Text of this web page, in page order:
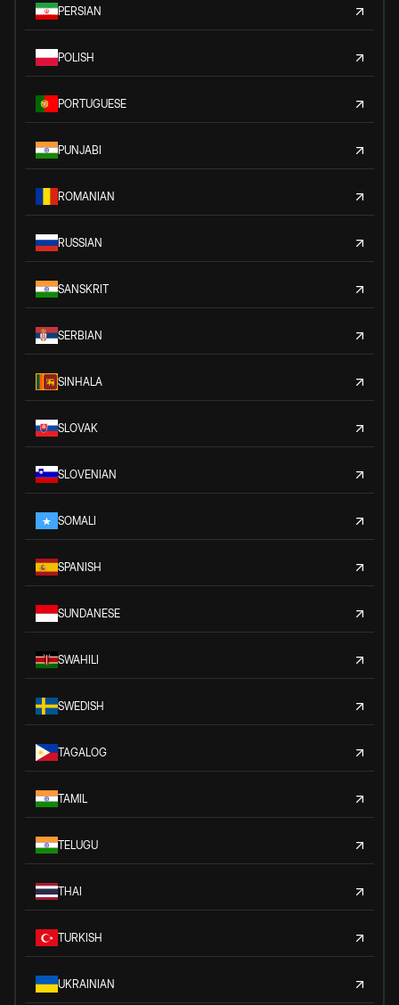
PERSIAN
POLISH
PORTUGUESE
PUNJABI
ROMANIAN
RUSSIAN
SANSKRIT
SERBIAN
SINHALA
SLOVAK
SLOVENIAN
SOMALI
SPANISH
SUNDANESE
SWAHILI
SWEDISH
TAGALOG
TAMIL
TELUGU
THAI
TURKISH
UKRAINIAN